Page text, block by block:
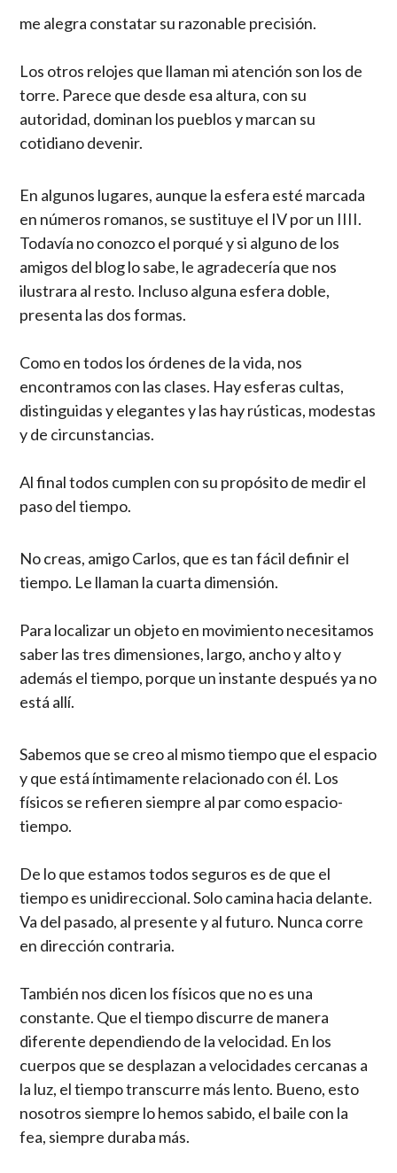
me alegra constatar su razonable precisión.
Los otros relojes que llaman mi atención son los de
torre. Parece que desde esa altura, con su
autoridad, dominan los pueblos y marcan su
cotidiano devenir.
En algunos lugares, aunque la esfera esté marcada
en números romanos, se sustituye el IV por un IIII.
Todavía no conozco el porqué y si alguno de los
amigos del blog lo sabe, le agradecería que nos
ilustrara al resto. Incluso alguna esfera doble,
presenta las dos formas.
Como en todos los órdenes de la vida, nos
encontramos con las clases. Hay esferas cultas,
distinguidas y elegantes y las hay rústicas, modestas
y de circunstancias.
Al final todos cumplen con su propósito de medir el
paso del tiempo.
No creas, amigo Carlos, que es tan fácil definir el
tiempo. Le llaman la cuarta dimensión.
Para localizar un objeto en movimiento necesitamos
saber las tres dimensiones, largo, ancho y alto y
además el tiempo, porque un instante después ya no
está allí.
Sabemos que se creo al mismo tiempo que el espacio
y que está íntimamente relacionado con él. Los
físicos se refieren siempre al par como espacio-
tiempo.
De lo que estamos todos seguros es de que el
tiempo es unidireccional. Solo camina hacia delante.
Va del pasado, al presente y al futuro. Nunca corre
en dirección contraria.
También nos dicen los físicos que no es una
constante. Que el tiempo discurre de manera
diferente dependiendo de la velocidad. En los
cuerpos que se desplazan a velocidades cercanas a
la luz, el tiempo transcurre más lento. Bueno, esto
nosotros siempre lo hemos sabido, el baile con la
fea, siempre duraba más.